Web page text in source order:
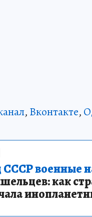
, Вконтакте,
военные
как